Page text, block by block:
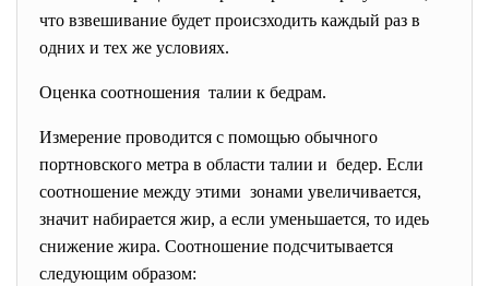
что взвешивание будет происзходить каждый раз в
одних и тех же условиях.
Оценка соотношения талии к бедрам.
Измерение проводится с помощью обычного
портновского метра в области талии и бедер. Если
соотношение между этими зонами увеличивается,
значит набирается жир, а если уменьшается, то идеь
снижение жира. Соотношение подсчитывается
следующим образом: